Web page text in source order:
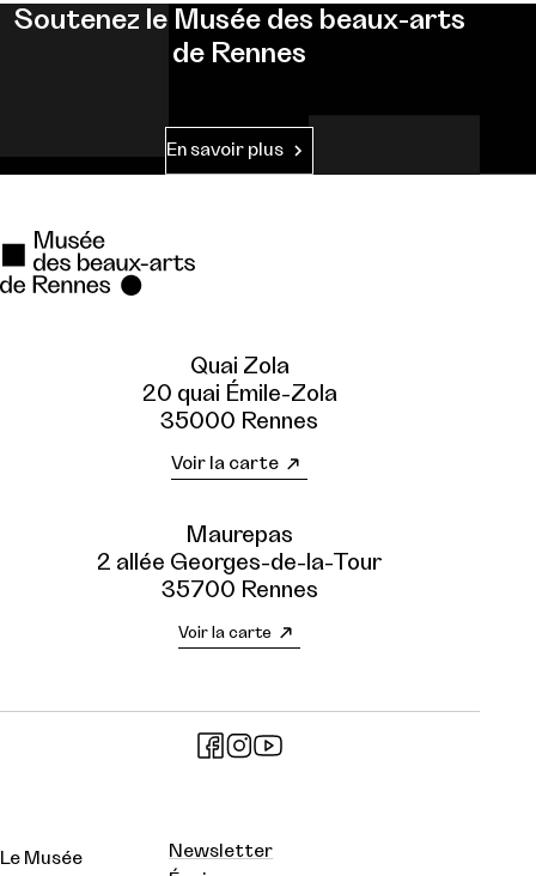
Soutenez le Musée des beaux-arts
de Rennes
En savoir plus
Quai Zola
20 quai Émile-Zola
35000 Rennes
Voir la carte
Maurepas
2 allée Georges-de-la-Tour
35700 Rennes
Voir la carte
Le Musée
Newsletter